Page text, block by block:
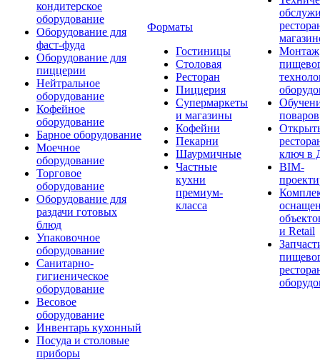
кондитерское
оборудование
Оборудование для
фаст-фуда
Оборудование для
пиццерии
Нейтральное
оборудование
Кофейное
оборудование
Барное оборудование
Моечное
оборудование
Торговое
оборудование
Оборудование для
раздачи готовых
блюд
Упаковочное
оборудование
Санитарно-
гигиеническое
оборудование
Весовое
оборудование
Инвентарь кухонный
Посуда и столовые
приборы
Форматы
Гостиницы
Столовая
Ресторан
Пиццерия
Супермаркеты
и магазины
Кофейни
Пекарни
Шаурмичные
Частные
кухни
премиум-
класса
Монтаж
поваров
ключ в
BIM-
и Retail